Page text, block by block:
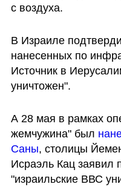
с воздуха.
В Израиле
нанесенных по
Источник в
уничтожен".
А 28 мая в рамках
жемчужина" был
Саны, столицы
Исраэль Кац заявил
"израильские ВВС